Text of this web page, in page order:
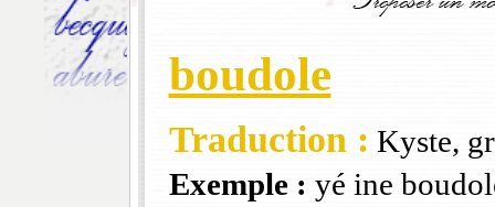
boudole
Traduction : Kyste,
Exemple : yé ine